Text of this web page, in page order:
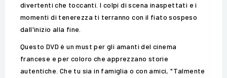
divertenti che toccanti. I colpi di scena inaspettati e i
momenti di tenerezza ti terranno con il fiato sospeso
dall'inizio alla fine.
Questo DVD è un must per gli amanti del cinema
francese e per coloro che apprezzano storie
autentiche. Che tu sia in famiglia o con amici, "Talmente